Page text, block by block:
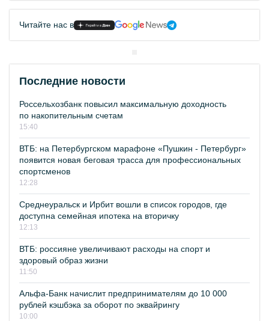
Читайте нас в
Последние новости
Россельхозбанк повысил максимальную доходность
по накопительным счетам
15:40
ВТБ: на Петербургском марафоне «Пушкин - Петербург»
появится новая беговая трасса для профессиональных
спортсменов
12:28
Среднеуральск и Ирбит вошли в список городов, где
доступна семейная ипотека на вторичку
12:13
ВТБ: россияне увеличивают расходы на спорт и
здоровый образ жизни
11:50
Альфа-Банк начислит предпринимателям до 10 000
рублей кэшбэка за оборот по эквайрингу
10:00